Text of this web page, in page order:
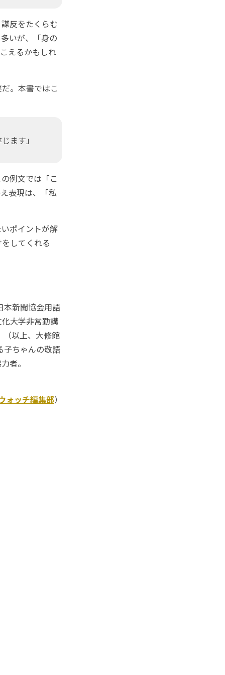
反をたくらむ
いが、「身の
えるかもしれ
。本書ではこ
ます」
例文では「こ
表現は、「私
ポイントが解
してくれる
本新聞協会用語
大学非常勤講
（以上、大修館
子ちゃんの敬語
者。
ォッチ編集部）